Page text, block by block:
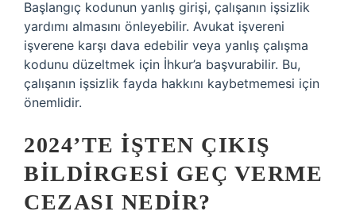
Başlangıç ​​kodunun yanlış girişi, çalışanın işsizlik
yardımı almasını önleyebilir. Avukat işvereni
işverene karşı dava edebilir veya yanlış çalışma
kodunu düzeltmek için İhkur’a başvurabilir. Bu,
çalışanın işsizlik fayda hakkını kaybetmemesi için
önemlidir.
2024’TE IŞTEN ÇIKIŞ
BILDIRGESI GEÇ VERME
CEZASI NEDIR?